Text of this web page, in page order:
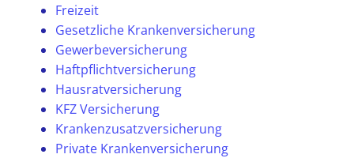
Freizeit
Gesetzliche Krankenversicherung
Gewerbeversicherung
Haftpflichtversicherung
Hausratversicherung
KFZ Versicherung
Krankenzusatzversicherung
Private Krankenversicherung